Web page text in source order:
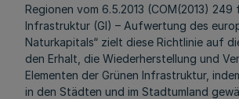
Regionen vom 6.5.2013 (COM(2013) 249
Infrastruktur (GI) – Aufwertung des
Naturkapitals“ zielt diese Richtlinie auf
den Erhalt, die Wiederherstellung und
Elementen der Grünen Infrastruktur,
in den Städten und im Stadtumland